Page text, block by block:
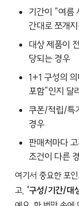
기간이 “여름
간대로 쪼개
대상 제품이
당되는 경우
1+1 구성의
포함”인지 달
쿠폰/적립/특
경우
판매처마다
조건이 다른
여기서 중요한 포
고, ‘구성/기간/대